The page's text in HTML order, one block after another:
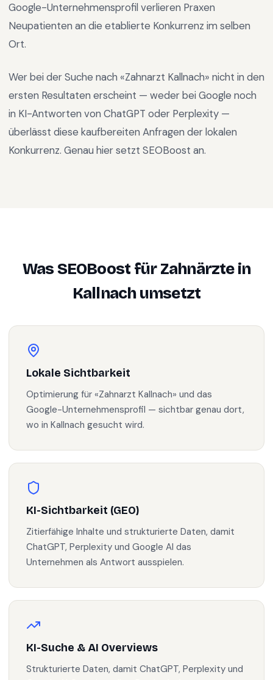
Google-Unternehmensprofil verlieren Praxen
Neupatienten an die etablierte Konkurrenz im selben
Ort.
Wer bei der Suche nach «Zahnarzt Kallnach» nicht in den
ersten Resultaten erscheint — weder bei Google noch
in KI-Antworten von ChatGPT oder Perplexity —
überlässt diese kaufbereiten Anfragen der lokalen
Konkurrenz. Genau hier setzt SEOBoost an.
Was SEOBoost fürZahnärztein
Kallnachumsetzt
Lokale Sichtbarkeit
Optimierung für «Zahnarzt Kallnach» und das
Google-Unternehmensprofil — sichtbar genau dort,
wo in Kallnach gesucht wird.
KI-Sichtbarkeit (GEO)
Zitierfähige Inhalte und strukturierte Daten, damit
ChatGPT, Perplexity und Google AI das
Unternehmen als Antwort ausspielen.
KI-Suche & AI Overviews
Strukturierte Daten, damit ChatGPT, Perplexity und